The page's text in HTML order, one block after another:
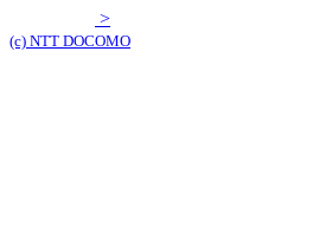
>
(c) NTT DOCOMO